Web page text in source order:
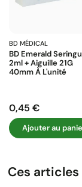
BD MÉDICAL
BD Emerald
2ml + Aiguille 21G
40mm À L'unité
Prix
0,45 €
Ajouter au
Ces